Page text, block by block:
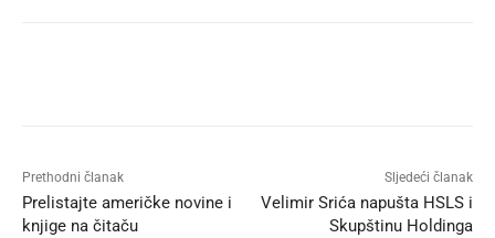
Prethodni članak
Prelistajte američke novine i
knjige na čitaču
Sljedeći članak
Velimir Srića napušta HSLS i
Skupštinu Holdinga